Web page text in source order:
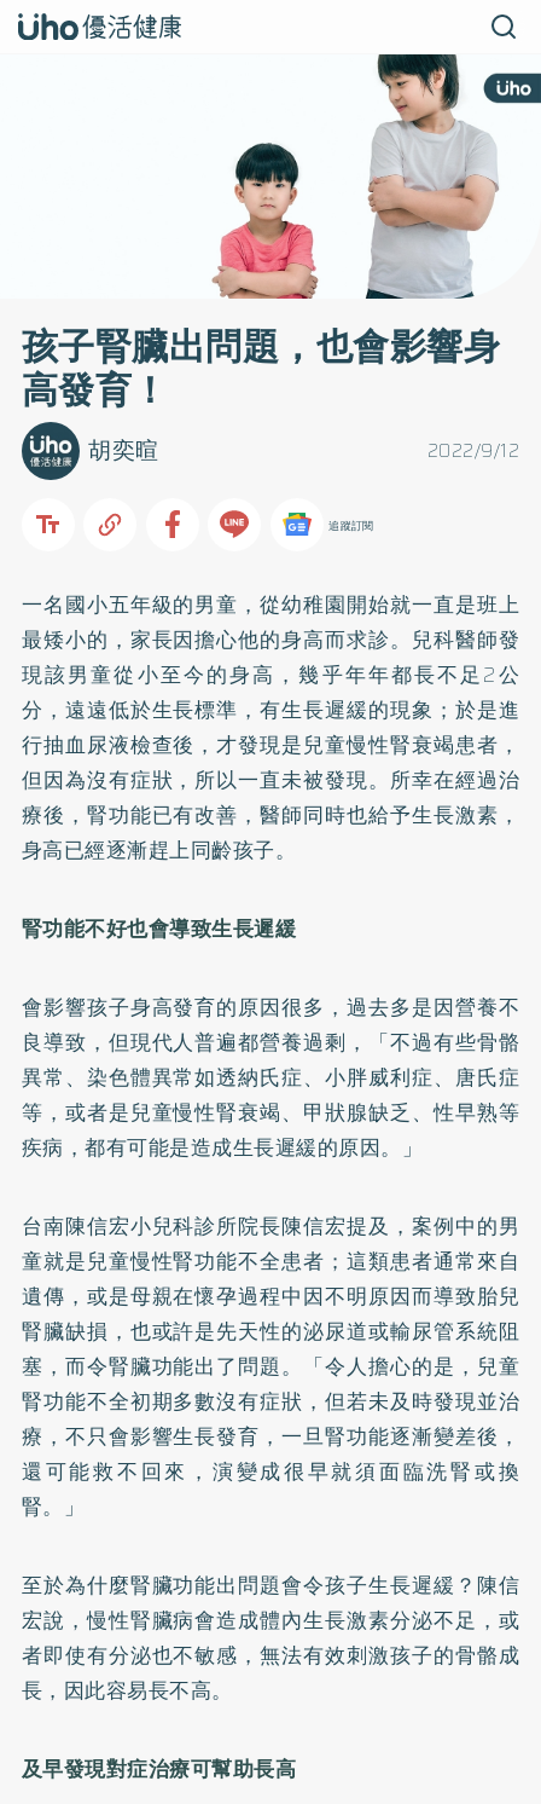
孩子腎臟出問題，也會影響身
高發育！
2022/9/12
胡奕暄
追蹤訂閱
一名國小五年級的男童，從幼稚園開始就一直是班上
最矮小的，家長因擔心他的身高而求診。兒科醫師發
現該男童從小至今的身高，幾乎年年都長不足2公
分，遠遠低於生長標準，有生長遲緩的現象；於是進
行抽血尿液檢查後，才發現是兒童慢性腎衰竭患者，
但因為沒有症狀，所以一直未被發現。所幸在經過治
療後，腎功能已有改善，醫師同時也給予生長激素，
身高已經逐漸趕上同齡孩子。
腎功能不好也會導致生長遲緩
會影響孩子身高發育的原因很多，過去多是因營養不
良導致，但現代人普遍都營養過剩，「不過有些骨骼
異常、染色體異常如透納氏症、小胖威利症、唐氏症
等，或者是兒童慢性腎衰竭、甲狀腺缺乏、性早熟等
疾病，都有可能是造成生長遲緩的原因。」
台南陳信宏小兒科診所院長陳信宏提及，案例中的男
童就是兒童慢性腎功能不全患者；這類患者通常來自
遺傳，或是母親在懷孕過程中因不明原因而導致胎兒
腎臟缺損，也或許是先天性的泌尿道或輸尿管系統阻
塞，而令腎臟功能出了問題。「令人擔心的是，兒童
腎功能不全初期多數沒有症狀，但若未及時發現並治
療，不只會影響生長發育，一旦腎功能逐漸變差後，
還可能救不回來，演變成很早就須面臨洗腎或換
腎。」
至於為什麼腎臟功能出問題會令孩子生長遲緩？陳信
宏說，慢性腎臟病會造成體內生長激素分泌不足，或
者即使有分泌也不敏感，無法有效刺激孩子的骨骼成
長，因此容易長不高。
及早發現對症治療可幫助長高